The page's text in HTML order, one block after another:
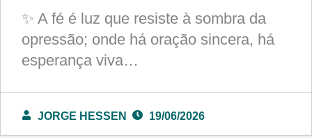
✨ A fé é luz que resiste à sombra da
opressão; onde há oração sincera, há
esperança viva…
JORGE HESSEN 19/06/2026